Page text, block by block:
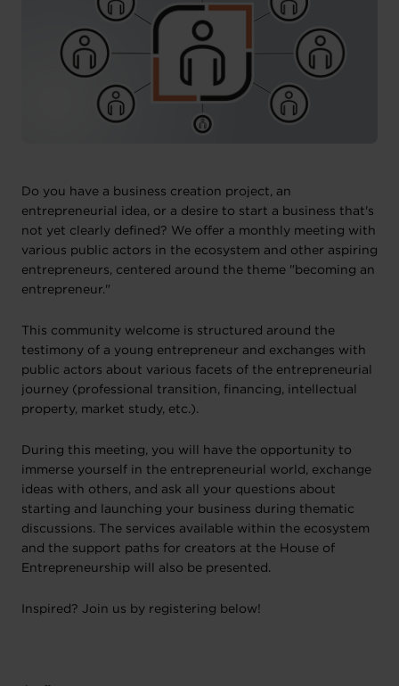
Do you have a business creation project, an
entrepreneurial idea, or a desire to start a business that's
not yet clearly defined? We offer a monthly meeting with
various public actors in the ecosystem and other aspiring
entrepreneurs, centered around the theme "becoming an
entrepreneur."
This community welcome is structured around the
testimony of a young entrepreneur and exchanges with
public actors about various facets of the entrepreneurial
journey (professional transition, financing, intellectual
property, market study, etc.).
During this meeting, you will have the opportunity to
immerse yourself in the entrepreneurial world, exchange
ideas with others, and ask all your questions about
starting and launching your business during thematic
discussions. The services available within the ecosystem
and the support paths for creators at the House of
Entrepreneurship will also be presented.
Inspired? Join us by registering below!